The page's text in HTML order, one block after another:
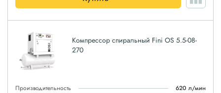
Компрессор спиральный Fini OS 5.5-08-
270
Производительность
620 л/мин